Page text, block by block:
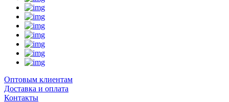
Оптовым клиентам
Доставка и оплата
Контакты